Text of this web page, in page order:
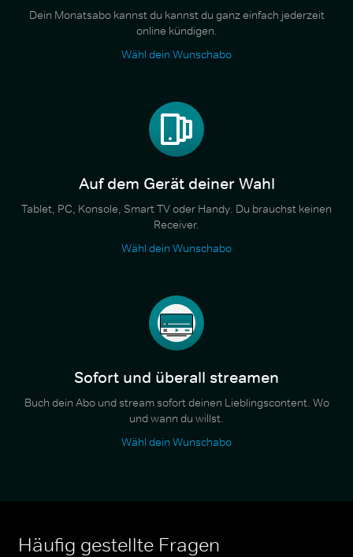
Dein Monatsabo kannst du kannst du ganz einfach jederzeit
online kündigen.
Wähl dein Wunschabo
Auf dem Gerät deiner Wahl
Tablet, PC, Konsole, Smart TV oder Handy. Du brauchst keinen
Receiver.
Wähl dein Wunschabo
Sofort und überall streamen
Buch dein Abo und stream sofort deinen Lieblingscontent. Wo
und wann du willst.
Wähl dein Wunschabo
Häufig gestellte Fragen